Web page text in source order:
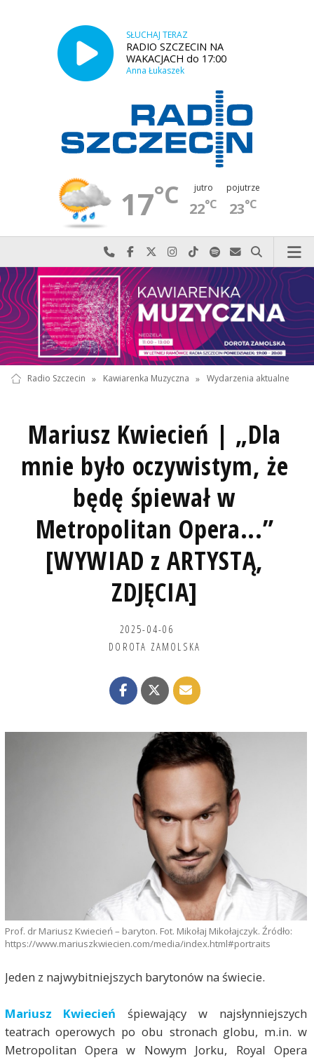
SŁUCHAJ TERAZ
RADIO SZCZECIN NA
WAKACJACH do 17:00
Anna Łukaszek
17°C jutro
22°C
pojutrze
23°C
Najlepiej po prostu do nas zadzwoń
Odwiedź nas na Facebook-u
Odwiedź nas na X
Odwiedź nas na Instagram-ie
Odwiedź nas na TikTok-u
Szukaj nas na Spotify
Wyślij do nas
Szukaj
Radio Szczecin » Kawiarenka Muzyczna » Wydarzenia aktualne
Mariusz Kwiecień | „Dla
mnie było oczywistym, że
będę śpiewał w
Metropolitan Opera...”
[WYWIAD z ARTYSTĄ,
ZDJĘCIA]
2025-04-06
DOROTA ZAMOLSKA
Prof. dr Mariusz Kwiecień – baryton. Fot. Mikołaj Mikołajczyk. Źródło:
https://www.mariuszkwiecien.com/media/index.html#portraits
Jeden z najwybitniejszych barytonów na świecie.
Mariusz Kwiecień śpiewający w najsłynniejszych
teatrach operowych po obu stronach globu, m.in. w
Metropolitan Opera w Nowym Jorku, Royal Opera